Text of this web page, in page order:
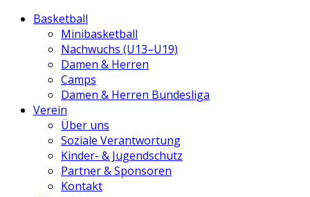
Basketball
Minibasketball
Nachwuchs (U13–U19)
Damen & Herren
Camps
Damen & Herren Bundesliga
Verein
Über uns
Soziale Verantwortung
Kinder- & Jugendschutz
Partner & Sponsoren
Kontakt